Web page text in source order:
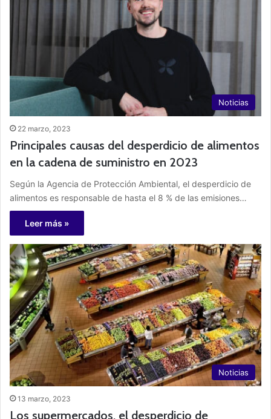
Noticias
22 marzo, 2023
Principales causas del desperdicio de alimentos
en la cadena de suministro en 2023
Según la Agencia de Protección Ambiental, el desperdicio de
alimentos es responsable de hasta el 8 % de las emisiones…
Leer más »
Noticias
13 marzo, 2023
Los supermercados, el desperdicio de